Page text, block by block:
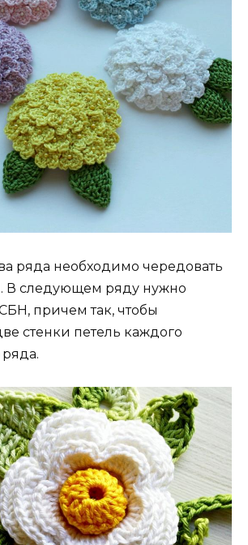
ряда необходимо чередовать
В следующем ряду нужно
причем так, чтобы
стенки петель каждого